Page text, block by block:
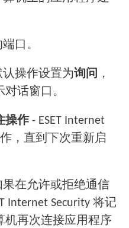
口。
操作设置为询问 ，
话窗口。
操作- ESET Internet
，直到下次重新启
在允许或拒绝通信
Internet Security 将记
机再次连接应用程序